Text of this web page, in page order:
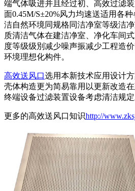
端气体吸进并且经过初、高效过滤
面0.45M/S±20%风力均速送适用各
洁自然环境同规格同洁净室等级洁
质清洁气体在建洁净室、净化车间
度等级级別减少噪声振减少工程造
环境理想化构件。
高效送风口选用本新技术应用设计
壳体构造更为简易靠用以更新改造
终端设备过滤装置设备考虑清洁规定
更多的高效送风口知识http://